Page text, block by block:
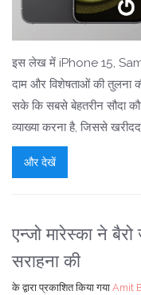
इस लेख में iPhone 15,
दाम और विशेषताओं की तुलना
सके कि सबसे बेहतरीन सौदा
व्याख्या करना है, जिससे
और देखें
एन्जो मारेस्का ने
सराहना की
के द्वारा प्रकाशित किया गया Amit